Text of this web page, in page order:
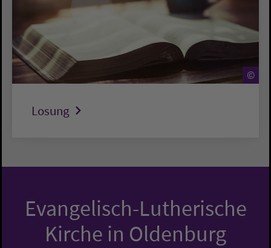
©
Losung
Evangelisch-Lutherische
Kirche in Oldenburg